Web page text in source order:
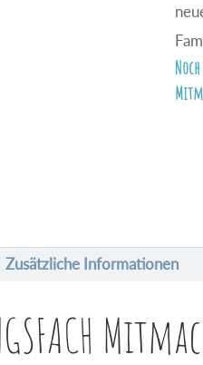
Zusätzliche Informationen